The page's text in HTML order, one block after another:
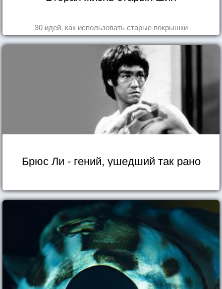
30 идей, как использовать старые покрышки
Брюс Ли - гений, ушедший так рано